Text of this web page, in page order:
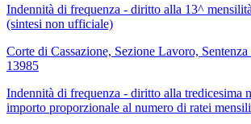
Indennità di frequenza - diritto alla 13^
(sintesi non ufficiale)
Corte di Cassazione, Sezione Lavoro,
13985
Indennità di frequenza - diritto alla tredicesima
importo proporzionale al numero di ratei